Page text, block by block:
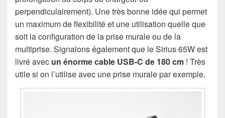
perpendiculairement). Une très bonne idée qui permet
un maximum de flexibilité et une utilisation quelle que
soit la configuration de la prise murale ou de la
multiprise. Signalons également que le Sirius 65W est
livré avec un énorme cable USB-C de 180 cm ! Très
utile si on l’utilise avec une prise murale par exemple.